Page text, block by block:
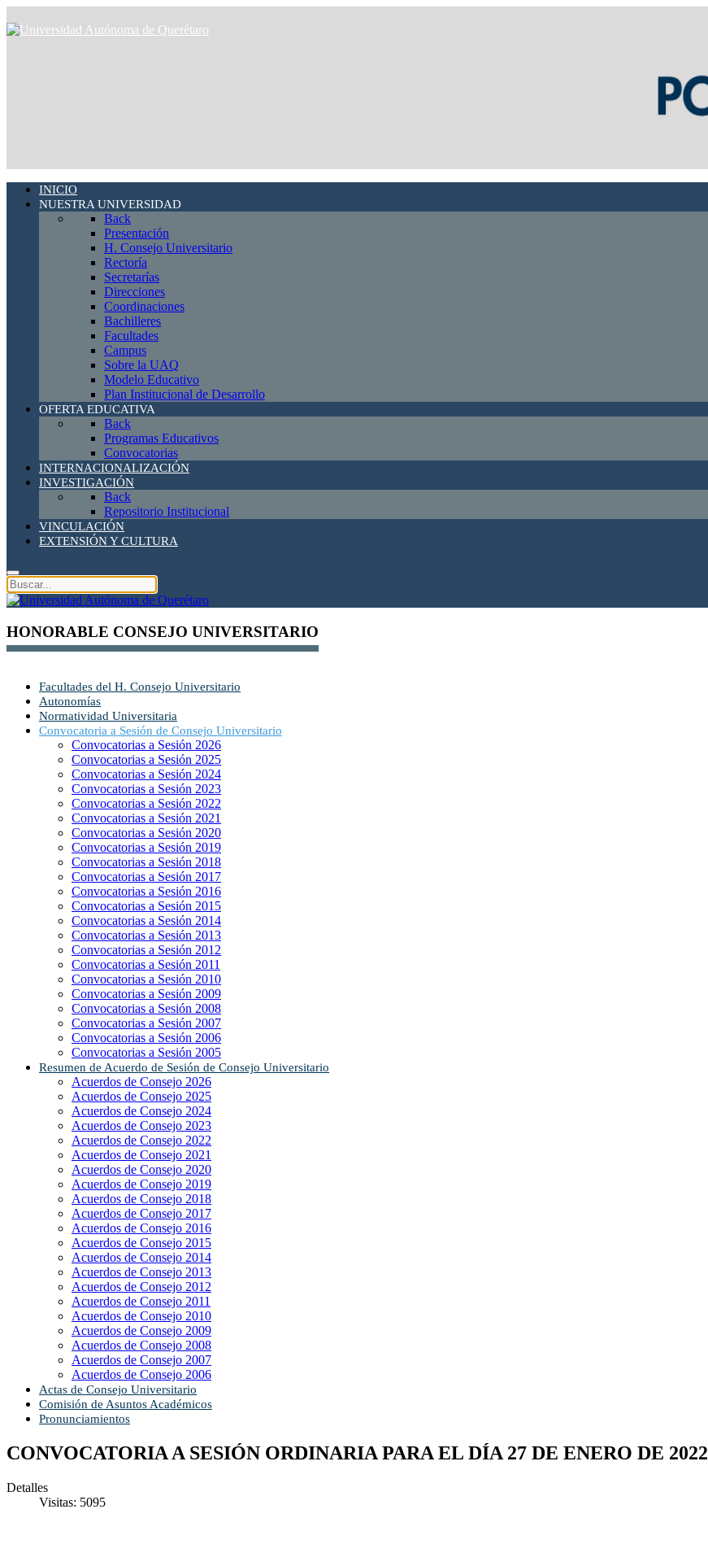
INICIO
NUESTRA UNIVERSIDAD
Back
Presentación
H. Consejo Universitario
Rectoría
Secretarías
Direcciones
Coordinaciones
Bachilleres
Facultades
Campus
Sobre la UAQ
Modelo Educativo
Plan Institucional de Desarrollo
OFERTA EDUCATIVA
Back
Programas Educativos
Convocatorias
INTERNACIONALIZACIÓN
INVESTIGACIÓN
Back
Repositorio Institucional
VINCULACIÓN
EXTENSIÓN Y CULTURA
HONORABLE CONSEJO UNIVERSITARIO
Facultades del H. Consejo Universitario
Autonomías
Normatividad Universitaria
Convocatoria a Sesión de Consejo Universitario
Convocatorias a Sesión 2026
Convocatorias a Sesión 2025
Convocatorias a Sesión 2024
Convocatorias a Sesión 2023
Convocatorias a Sesión 2022
Convocatorias a Sesión 2021
Convocatorias a Sesión 2020
Convocatorias a Sesión 2019
Convocatorias a Sesión 2018
Convocatorias a Sesión 2017
Convocatorias a Sesión 2016
Convocatorias a Sesión 2015
Convocatorias a Sesión 2014
Convocatorias a Sesión 2013
Convocatorias a Sesión 2012
Convocatorias a Sesión 2011
Convocatorias a Sesión 2010
Convocatorias a Sesión 2009
Convocatorias a Sesión 2008
Convocatorias a Sesión 2007
Convocatorias a Sesión 2006
Convocatorias a Sesión 2005
Resumen de Acuerdo de Sesión de Consejo Universitario
Acuerdos de Consejo 2026
Acuerdos de Consejo 2025
Acuerdos de Consejo 2024
Acuerdos de Consejo 2023
Acuerdos de Consejo 2022
Acuerdos de Consejo 2021
Acuerdos de Consejo 2020
Acuerdos de Consejo 2019
Acuerdos de Consejo 2018
Acuerdos de Consejo 2017
Acuerdos de Consejo 2016
Acuerdos de Consejo 2015
Acuerdos de Consejo 2014
Acuerdos de Consejo 2013
Acuerdos de Consejo 2012
Acuerdos de Consejo 2011
Acuerdos de Consejo 2010
Acuerdos de Consejo 2009
Acuerdos de Consejo 2008
Acuerdos de Consejo 2007
Acuerdos de Consejo 2006
Actas de Consejo Universitario
Comisión de Asuntos Académicos
Pronunciamientos
CONVOCATORIA A SESIÓN ORDINARIA PARA EL DÍA 27 DE ENERO DE 2022
Detalles
Visitas: 5095